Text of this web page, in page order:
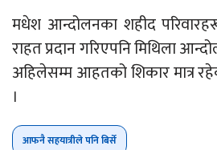
मधेश आन्दोलनका शहीद
राहत प्रदान गरिएपनि मिथिला
अहिलेसम्म आहतको शिकार मात्र
।
आफनै सहयात्रीले पनि बिर्से